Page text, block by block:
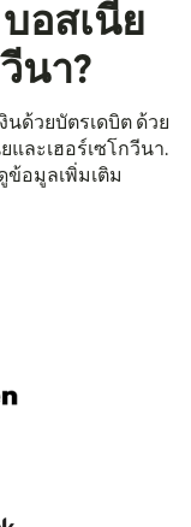
อสเนีย
นา?
นด้วยบัตรเดบิต ด้วย
และเฮอร์เซโกวีนา.
ข้อมูลเพิ่มเติม